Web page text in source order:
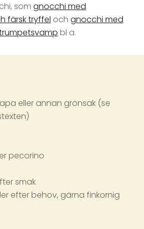
som gnocchi med
färsk tryffel och gnocchi med
bl a.
eller annan grönsak (se
pecorino
smak
efter behov, gärna finkornig